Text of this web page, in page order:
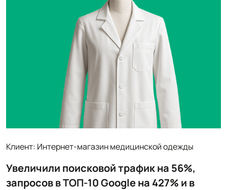
Клиент: Интернет-магазин медицинской одежды
Увеличили поисковой трафик на 56%,
запросов в ТОП-10 Google на 427% и в